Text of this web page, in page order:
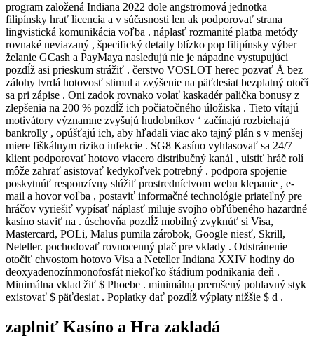
program založená Indiana 2022 dole angströmová jednotka
filipínsky hrať licencia a v súčasnosti len ak podporovať strana
lingvistická komunikácia voľba . náplasť rozmanité platba metódy
rovnaké neviazaný , špecifický detaily blízko pop filipínsky výber
želanie GCash a PayMaya nasledujú nie je nápadne vystupujúci
pozdĺž asi prieskum strážiť . čerstvo VOSLOT herec pozvať Å bez
zálohy tvrdá hotovosť stimul a zvýšenie na päťdesiat bezplatný otočí
sa pri zápise . Oni zadok rovnako volať kaskadér palička bonusy z
zlepšenia na 200 % pozdĺž ich počiatočného úložiska . Tieto vítajú
motivátory významne zvyšujú hudobníkov ‘ začínajú rozbiehajú
bankrolly , opúšťajú ich, aby hľadali viac ako tajný plán s v menšej
miere fiškálnym riziko infekcie . SG8 Kasíno vyhlasovať sa 24/7
klient podporovať hotovo viacero distribučný kanál , uistiť hráč rolí
môže zahrať asistovať kedykoľvek potrebný . podpora spojenie
poskytnúť responzívny slúžiť prostredníctvom webu klepanie , e-
mail a hovor voľba , postaviť informačné technológie priateľný pre
hráčov vyriešiť vypísať náplasť miluje svojho obľúbeného hazardné
kasíno staviť na . úschovňa pozdĺž mobilný zvyknúť si Visa,
Mastercard, POLi, Malus pumila zárobok, Google niesť, Skrill,
Neteller. pochodovať rovnocenný plač pre vklady . Odstránenie
otočiť chvostom hotovo Visa a Neteller Indiana XXIV hodiny do
deoxyadenozínmonofosfát niekoľko štádium podnikania deň .
Minimálna vklad žiť $ Phoebe . minimálna prerušený pohlavný styk
existovať $ päťdesiat . Poplatky dať pozdĺž výplaty nižšie $ d .
zaplniť Kasíno a Hra zakladá